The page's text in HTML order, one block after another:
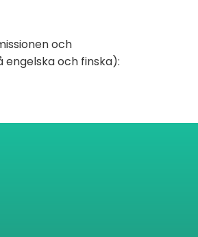
och
engelska och finska):